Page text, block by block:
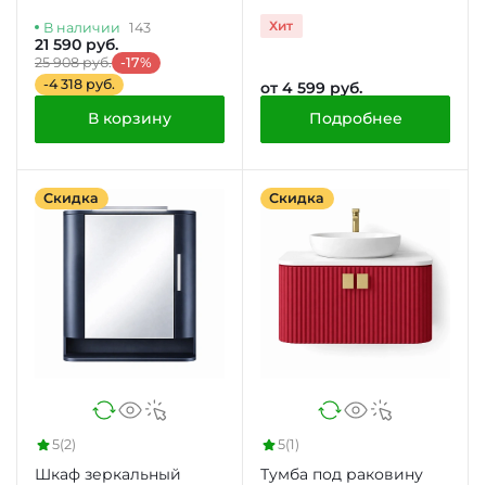
В наличии 143
21 590 руб.
25 908 руб. -17%
-4 318 руб.
В корзину
Хит
от 4 599 руб.
Подробнее
Скидка
5(2)
Шкаф зеркальный
Скидка
5(1)
Тумба под раковину